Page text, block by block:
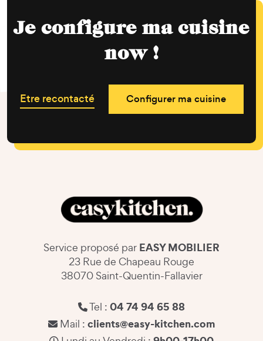
Je configure ma cuisine
now !
Etre recontacté Configurer ma cuisine
Service proposé par EASY MOBILIER
23 Rue de Chapeau Rouge
38070 Saint-Quentin-Fallavier
Tel : 04 74 94 65 88
Mail : clients@easy-kitchen.com